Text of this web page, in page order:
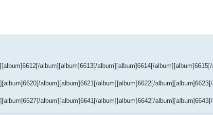
album][album]6613[/album][album]6614[/
album][album]6621[/album][album]6622[/
album][album]6641[/album][album]6642[/